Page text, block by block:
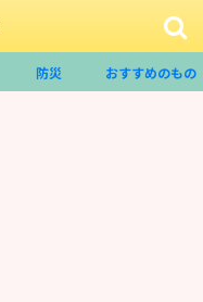
防災 おすすめのもの